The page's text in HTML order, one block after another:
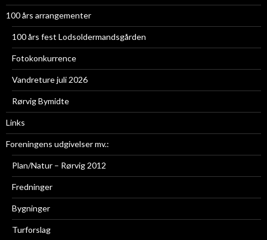
100 års arrangementer
100 års fest Lodsoldermandsgården
Fotokonkurrence
Vandreture juli 2026
Rørvig Bymidte
Links
Foreningens udgivelser mv.:
Plan/Natur – Rørvig 2012
Fredninger
Bygninger
Turforslag